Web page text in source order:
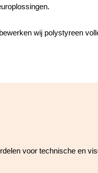
wij polystyreen
voor technische en